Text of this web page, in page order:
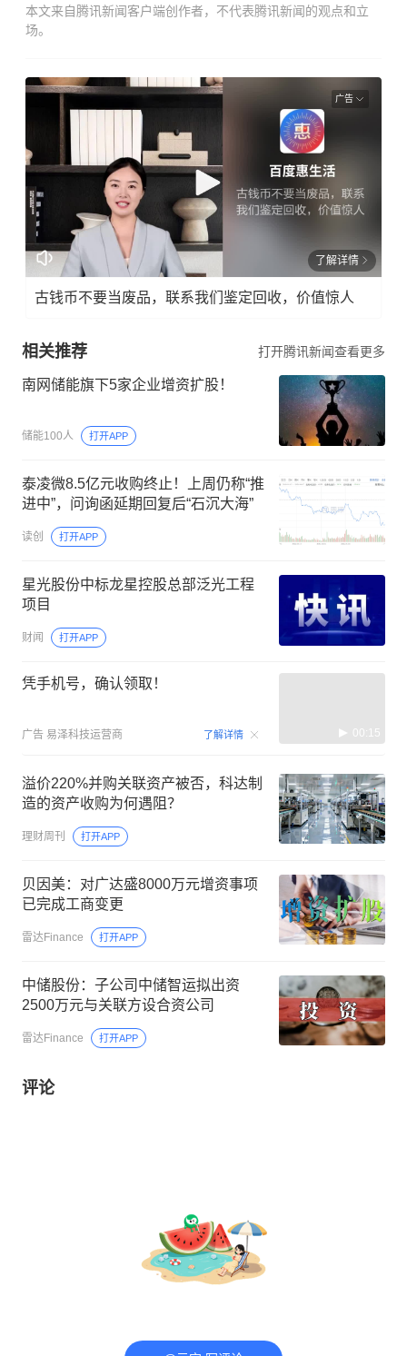
本文来自腾讯新闻客户端创作者，不代表腾讯新闻的观点和立
场。
广告
了解详情
古钱币不要当废品，联系我们鉴定回收，价值惊人
相关推荐 打开腾讯新闻查看更多
南网储能旗下5家企业增资扩股！
储能100人 打开APP
泰凌微8.5亿元收购终止！上周仍称“推
进中”，问询函延期回复后“石沉大海”
读创 打开APP
星光股份中标龙星控股总部泛光工程
项目
财闻 打开APP
凭手机号，确认领取！
广告 易泽科技运营商 了解详情 00:15
溢价220%并购关联资产被否，科达制
造的资产收购为何遇阻？
理财周刊 打开APP
贝因美：对广达盛8000万元增资事项
已完成工商变更
雷达Finance 打开APP
中储股份：子公司中储智运拟出资
2500万元与关联方设合资公司
雷达Finance 打开APP
评论